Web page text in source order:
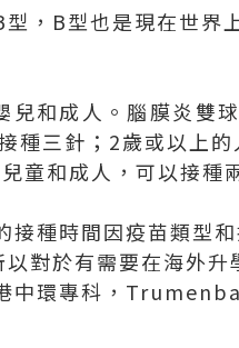
，B型也是現在世界
和成人。腦膜炎雙
三針；2歲或以上的
和成人，可以接種
種時間因疫苗類型
對於有需要在海外升
中環專科，